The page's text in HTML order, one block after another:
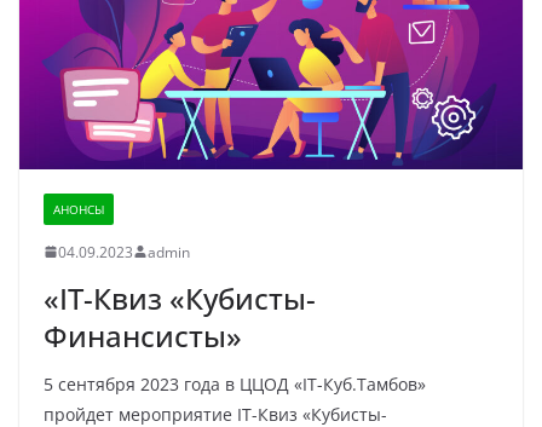
АНОНСЫ
04.09.2023 admin
«IT-Квиз «Кубисты-
Финансисты»
5 сентября 2023 года в ЦЦОД «IT-Куб.Тамбов»
пройдет мероприятие IT-Квиз «Кубисты-